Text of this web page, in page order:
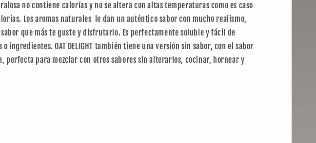
no contiene calorías y no se altera con altas temperaturas como es caso
Los aromas naturales le dan un auténtico sabor con mucho realismo,
que más te guste y disfrutarlo. Es perfectamente soluble y fácil de
ingredientes. OAT DELIGHT también tiene una versión sin sabor, con el sabor
perfecta para mezclar con otros sabores sin alterarlos, cocinar, hornear y